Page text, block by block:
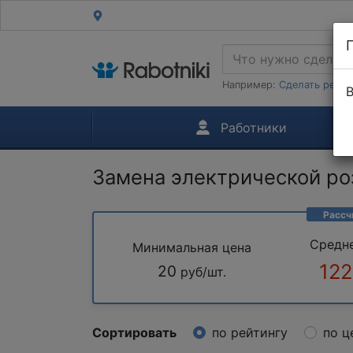
Например: Сделать
Работники
Замена электрической
Минимальная цена
20 руб/шт.
Сортировать по рейтингу по